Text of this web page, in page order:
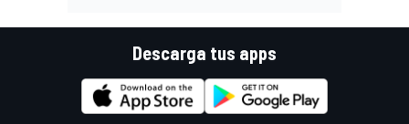
Descarga tus apps